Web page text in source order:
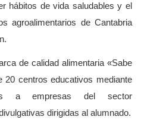
hábitos de vida saludables y el
agroalimentarios de Cantabria
de calidad alimentaria «Sabe
20 centros educativos mediante
a empresas del sector
dirigidas al alumnado.